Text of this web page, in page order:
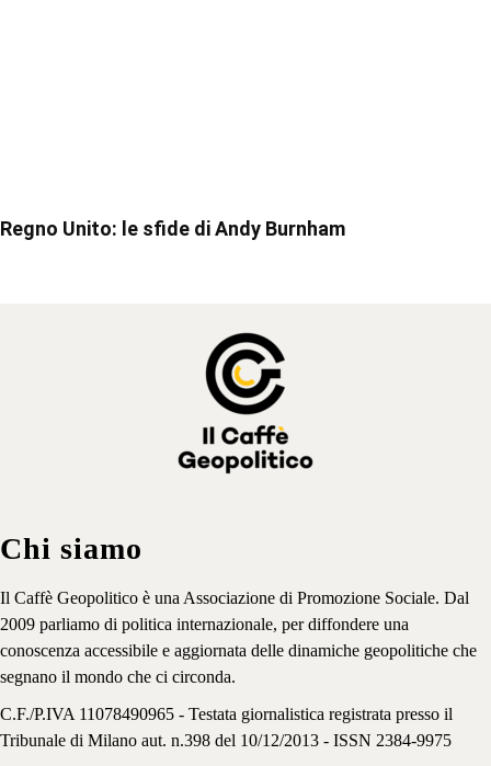
Regno Unito: le sfide di Andy Burnham
Chi siamo
Il Caffè Geopolitico è una Associazione di Promozione Sociale. Dal
2009 parliamo di politica internazionale, per diffondere una
conoscenza accessibile e aggiornata delle dinamiche geopolitiche che
segnano il mondo che ci circonda.
C.F./P.IVA 11078490965 - Testata giornalistica registrata presso il
Tribunale di Milano aut. n.398 del 10/12/2013 - ISSN 2384-9975